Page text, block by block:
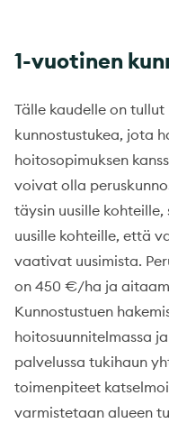
1-vuotinen
Tälle kaudelle on tullut
kunnostustukea, jota
hoitosopimuksen
voivat olla
täysin uusille
uusille kohteille, että
vaativat uusimista.
on 450 €/ha ja
Kunnostustuen
hoitosuunnitelmassa
palvelussa tukihaun
toimenpiteet
varmistetaan alueen